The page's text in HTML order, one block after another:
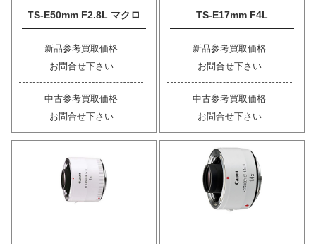
TS-E50mm F2.8L マクロ
新品参考買取価格
お問合せ下さい
中古参考買取価格
お問合せ下さい
TS-E17mm F4L
新品参考買取価格
お問合せ下さい
中古参考買取価格
お問合せ下さい